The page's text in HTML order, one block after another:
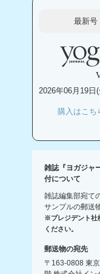
最新号
2026年06月19日(
購入はこち
雑誌『ヨガジャ
付について
雑誌編集部宛て
サンプルの郵送
※プレジデント社
ください。
郵送物の宛先
〒163-0808 東